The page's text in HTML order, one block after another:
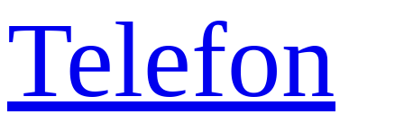
Telefon